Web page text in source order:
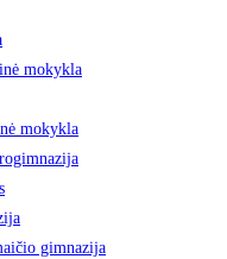
mokykla
mokykla
gimnazija